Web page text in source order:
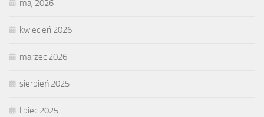
maj 2026
kwiecień 2026
marzec 2026
sierpień 2025
lipiec 2025